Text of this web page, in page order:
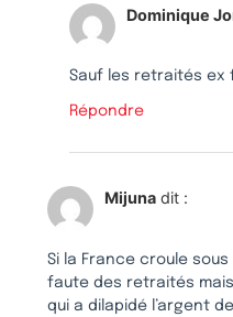
Dominique
Sauf les retraités ex
Répondre
Mijuna dit :
Si la France croule
faute des retraités
qui a dilapidé l’argent